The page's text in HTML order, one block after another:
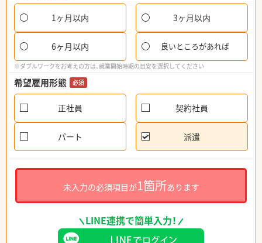
1ヶ月以内 3ヶ月以内
6ヶ月以内 良いところがあれば
※ダブルワークをお考えの方は、就業開始時期の目安を選択してください
希望雇用形態 必須
正社員 契約社員
パート 派遣
未入力の必須項目が1箇所あります
LINE連携で簡単入力！